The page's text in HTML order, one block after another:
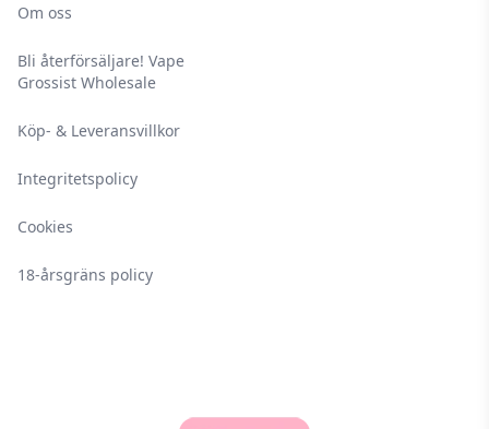
Om oss
Bli återförsäljare! Vape
Grossist Wholesale
Köp- & Leveransvillkor
Integritetspolicy
Cookies
18-årsgräns policy